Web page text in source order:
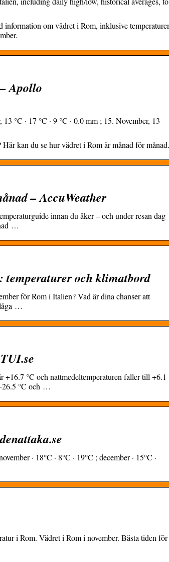
om vädret i Rom, inklusive temperaturer
Apollo
°C · 17 °C · 9 °C · 0.0 mm ; 15. November, 13
kan du se hur vädret i Rom är månad för månad.
– AccuWeather
innan du åker – och under resan dag
…
temperaturer och klimatbord
för Rom i Italien? Vad är dina chanser att
…
°C och nattmedeltemperaturen faller till +6.1
°C och …
· 18°C · 8°C · 19°C ; december · 15°C ·
i Rom. Vädret i Rom i november. Bästa tiden för